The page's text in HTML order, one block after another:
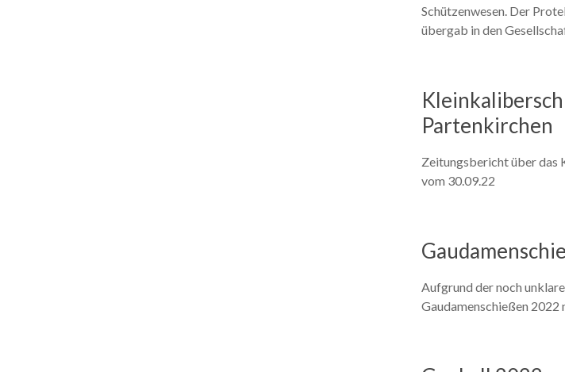
Schützenwesen. Der
übergab in den
Partenkirchen
Zeitungsbericht über das
vom 30.09.22
Aufgrund der noch
Gaudamenschießen